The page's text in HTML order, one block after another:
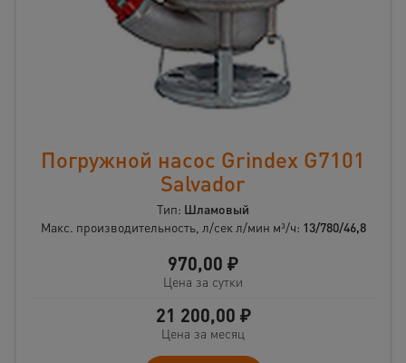
Погружной насос Grindex G7101
Salvador
Тип: Шламовый
Макс. производительность, л/сек л/мин м³/ч: 13/780/46,8
970,00 ₽
Цена за сутки
21 200,00 ₽
Цена за месяц